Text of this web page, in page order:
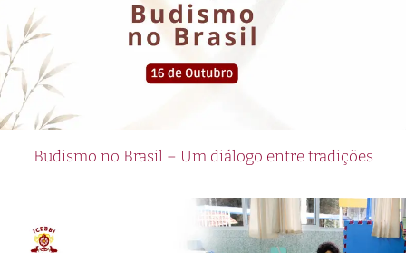
Budismo no Brasil – Um diálogo entre tradições